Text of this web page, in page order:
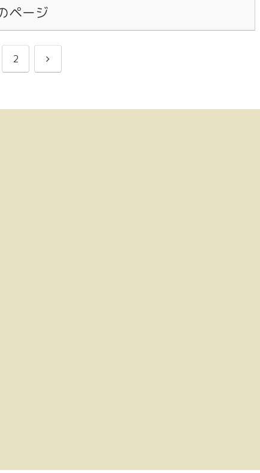
ページ
2
次